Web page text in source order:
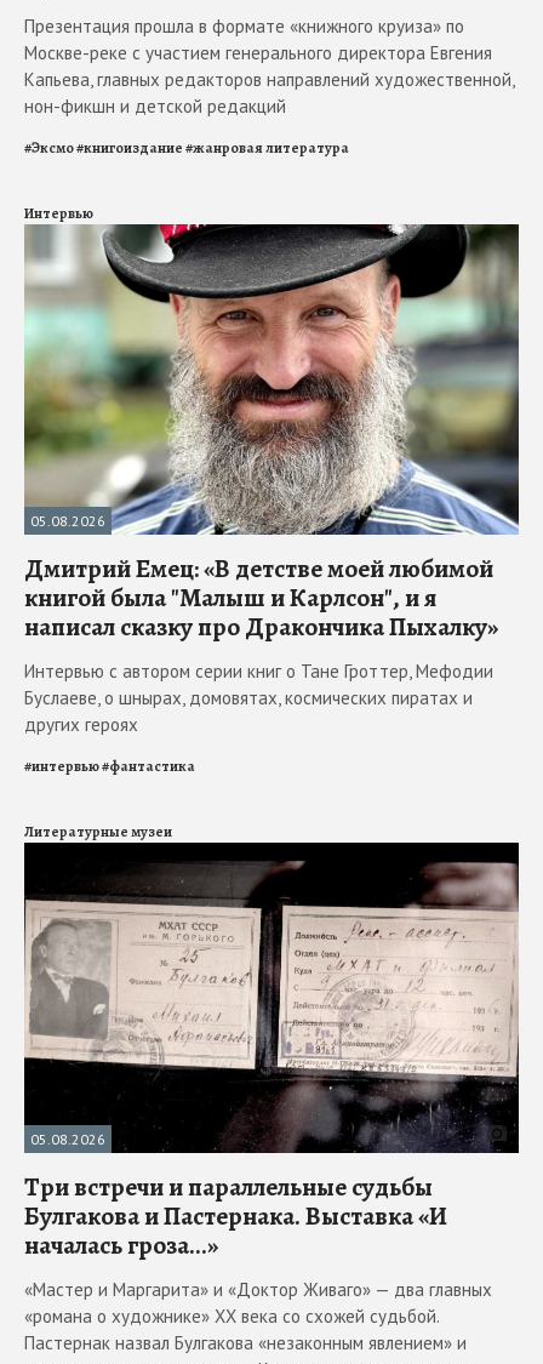
Презентация прошла в формате «книжного круиза» по
Москве-реке с участием генерального директора Евгения
Капьева, главных редакторов направлений художественной,
нон-фикшн и детской редакций
#Эксмо#книгоиздание#жанровая литература
Интервью
05.08.2026
Дмитрий Емец: «В детстве моей любимой
книгой была "Малыш и Карлсон", и я
написал сказку про Дракончика Пыхалку»
Интервью с автором серии книг о Тане Гроттер, Мефодии
Буслаеве, о шнырах, домовятах, космических пиратах и
других героях
#интервью#фантастика
Литературные музеи
05.08.2026
Три встречи и параллельные судьбы
Булгакова и Пастернака. Выставка «И
началась гроза...»
«Мастер и Маргарита» и «Доктор Живаго» — два главных
«романа о художнике» ХХ века со схожей судьбой.
Пастернак назвал Булгакова «незаконным явлением» и